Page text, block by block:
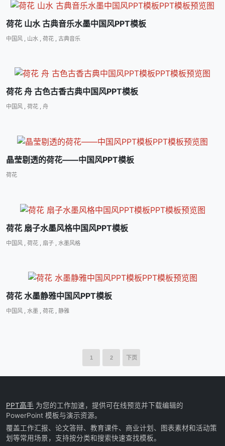
荷花 山水 古典音乐水墨中国风PPT模板
中国风 山水 荷花 古典音乐
荷花 舟 古色古香古典中国风PPT模板
中国风 , 荷花 , 舟
晶莹剔透的荷花――中国风PPT模板
荷花
荷花 扇子水墨风格中国风PPT模板
中国风 荷花 扇子 水墨风格
荷花 水墨静雅中国风PPT模板
中国风 , 水墨 , 荷花 , 静雅
1 2 下页
PPT高手 为您的工作加速，提供可在线预览并下载编辑的
PowerPoint 模板与演示资源。
覆盖工作汇报、论文答辩、教育课件、商业计划、图表素材和活动策
划等常用场景，支持按分类和搜索快速查找模板。